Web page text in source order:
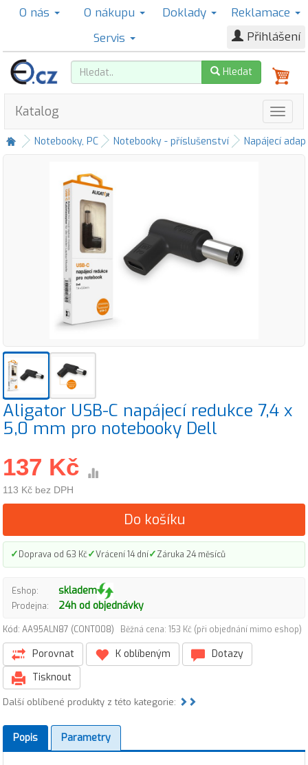
O nás O nákupu Doklady
Reklamace
Servis
Přihlášení
Hledat
Katalog
Notebooky, PC Notebooky - příslušenství Napájecí
Aligator USB-C napájecí redukce 7,4 x
5,0 mm pro notebooky Dell
137 Kč
113 Kč bez DPH
Do košíku
✓Doprava od 63 Kč✓Vrácení 14 dní✓Záruka 24 měsíců
Eshop: skladem
Prodejna: 24h od objednávky
Kód: AA95ALN87 (CONT008) Běžná cena: 153 Kč (při objednání mimo eshop)
Porovnat K oblíbeným
Dotazy
Tisknout
Další oblíbené produkty z této kategorie:
Popis Parametry